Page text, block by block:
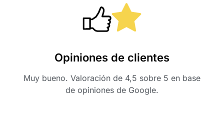
Opiniones de clientes
Muy bueno. Valoración de 4,5 sobre 5 en base
de opiniones de Google.